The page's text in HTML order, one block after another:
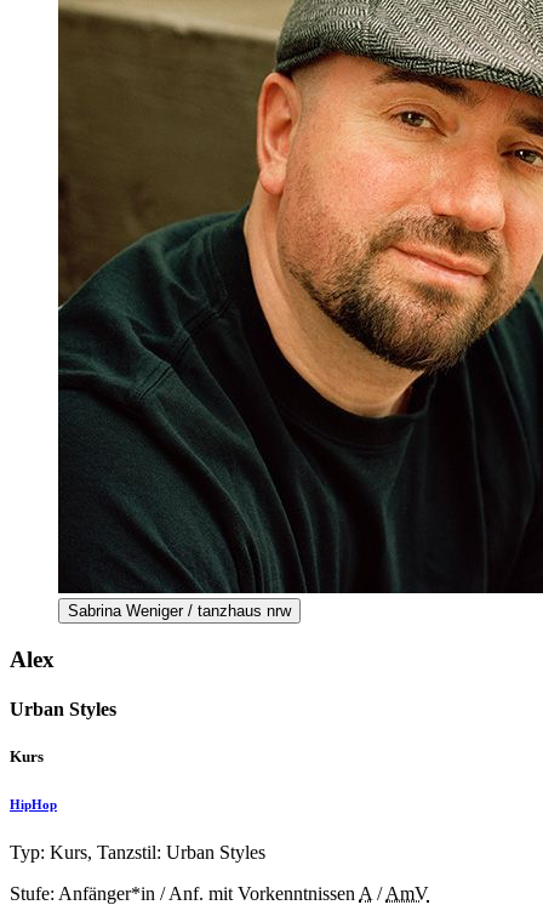
Sabrina Weniger / tanzhaus nrw
Alex
Urban Styles
Kurs
HipHop
Typ: Kurs, Tanzstil: Urban Styles
Stufe: Anfänger*in / Anf. mit Vorkenntnissen A /AmV